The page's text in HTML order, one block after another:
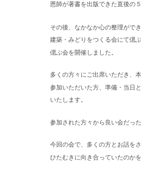
恩師が著書を出版できた直後の
その後、なかなか心の整理がで
建築・みどりをつくる会にて偲
偲ぶ会を開催しました。
多くの方々にご出席いただき、
参加いただいた方、準備・当日
いたします。
参加された方々から良い会だっ
今回の会で、多くの方とお話を
ひたむきに向き合っていたのか